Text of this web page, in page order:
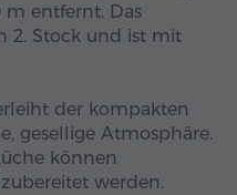
m entfernt. Das
2. Stock und ist mit
der kompakten
gesellige Atmosphäre.
können
werden.